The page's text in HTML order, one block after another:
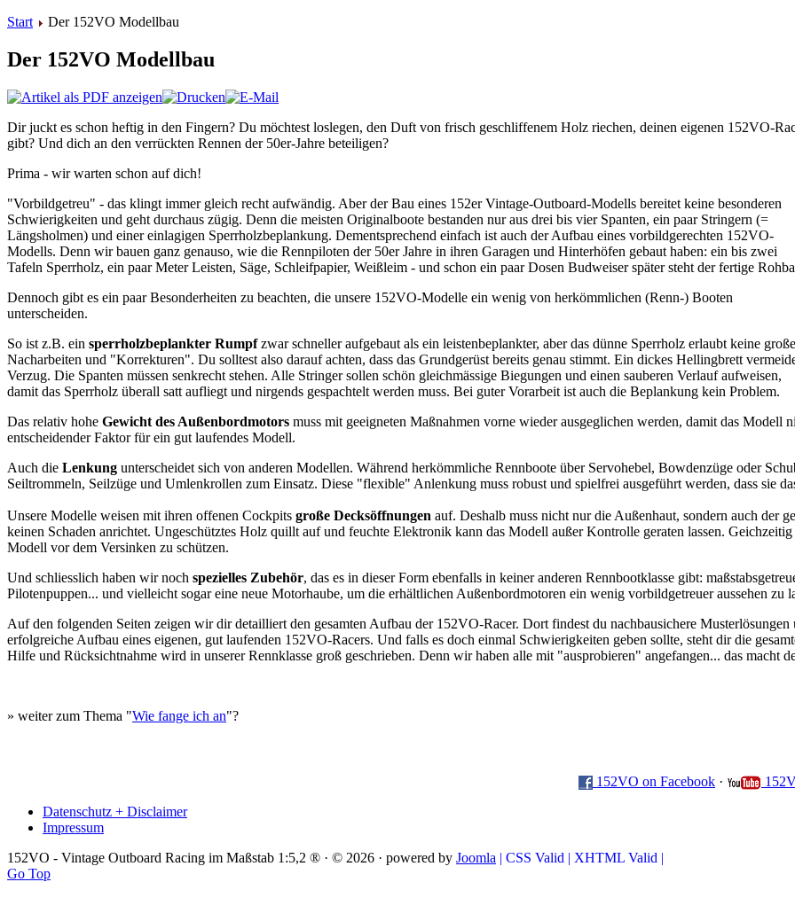
Start
Der 152VO Modellbau
Der 152VO Modellbau
Dir juckt es schon heftig in den Fingern? Du möchtest loslegen, den Duft von frisch geschliffenem Holz riechen, deinen eigenen 152VO-
gibt? Und dich an den verrückten Rennen der 50er-Jahre beteiligen?
Prima - wir warten schon auf dich!
"Vorbildgetreu" - das klingt immer gleich recht aufwändig. Aber der Bau eines 152er Vintage-Outboard-Modells bereitet keine besonderen
Schwierigkeiten und geht durchaus zügig. Denn die meisten Originalboote bestanden nur aus drei bis vier Spanten, ein paar Stringern (=
Längsholmen) und einer einlagigen Sperrholzbeplankung. Dementsprechend einfach ist auch der Aufbau eines vorbildgerechten 152VO-
Modells. Denn wir bauen ganz genauso, wie die Rennpiloten der 50er Jahre in ihren Garagen und Hinterhöfen gebaut haben: ein bis zwei
Tafeln Sperrholz, ein paar Meter Leisten, Säge, Schleifpapier, Weißleim - und schon ein paar Dosen Budweiser später steht der fertige
Dennoch gibt es ein paar Besonderheiten zu beachten, die unsere 152VO-Modelle ein wenig von herkömmlichen (Renn-) Booten
unterscheiden.
So ist z.B. ein sperrholzbeplankter Rumpfzwar schneller aufgebaut als ein leistenbeplankter, aber das dünne Sperrholz erlaubt keine
Nacharbeiten und "Korrekturen". Du solltest also darauf achten, dass das Grundgerüst bereits genau stimmt. Ein dickes Hellingbrett
Verzug. Die Spanten müssen senkrecht stehen. Alle Stringer sollen schön gleichmässige Biegungen und einen sauberen Verlauf aufweisen,
damit das Sperrholz überall satt aufliegt und nirgends gespachtelt werden muss. Bei guter Vorarbeit ist auch die Beplankung kein Problem.
Das relativ hohe Gewicht des Außenbordmotors muss mit geeigneten Maßnahmen vorne wieder ausgeglichen werden, damit das
entscheidender Faktor für ein gut laufendes Modell.
Auch die Lenkung unterscheidet sich von anderen Modellen. Während herkömmliche Rennboote über Servohebel, Bowdenzüge oder
Seiltrommeln, Seilzüge und Umlenkrollen zum Einsatz. Diese "flexible" Anlenkung muss robust und spielfrei ausgeführt werden, dass sie
Unsere Modelle weisen mit ihren offenen Cockpits große Decksöffnungen auf. Deshalb muss nicht nur die Außenhaut, sondern auch der
keinen Schaden anrichtet. Ungeschütztes Holz quillt auf und feuchte Elektronik kann das Modell außer Kontrolle geraten lassen.
Modell vor dem Versinken zu schützen.
Und schliesslich haben wir noch spezielles Zubehör, das es in dieser Form ebenfalls in keiner anderen Rennbootklasse gibt:
Pilotenpuppen... und vielleicht sogar eine neue Motorhaube, um die erhältlichen Außenbordmotoren ein wenig vorbildgetreuer aussehen zu
Auf den folgenden Seiten zeigen wir dir detailliert den gesamten Aufbau der 152VO-Racer. Dort findest du nachbausichere
erfolgreiche Aufbau eines eigenen, gut laufenden 152VO-Racers. Und falls es doch einmal Schwierigkeiten geben sollte, steht dir die
Hilfe und Rücksichtnahme wird in unserer Rennklasse groß geschrieben. Denn wir haben alle mit "ausprobieren" angefangen... das macht
» weiter zum Thema "Wie fange ich an"?
152VO on Facebook ·
Datenschutz + Disclaimer
Impressum
152VO - Vintage Outboard Racing im Maßstab 1:5,2 ® · © 2026 · powered by Joomla | CSS Valid | XHTML Valid |
Go Top